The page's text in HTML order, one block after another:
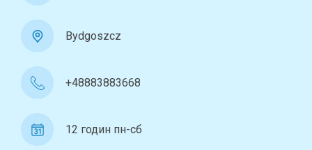
Bydgoszcz
+48883883668
12 годин пн-сб